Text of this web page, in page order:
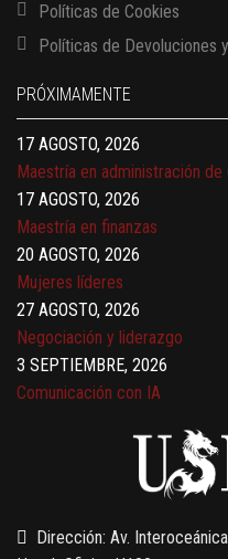
Políticas de Cookies
Políticas de Devoluciones
PRÓXIMAMENTE
13 AGOSTO, 2026
17 AGOSTO, 2026
Gerencia de empresas
17 AGOSTO, 2026
Maestría en administración
17 AGOSTO, 2026
Maestría en finanzas
20 AGOSTO, 2026
Mujeres líderes
27 AGOSTO, 2026
Negociación y liderazgo
3 SEPTIEMBRE, 2026
Comunicación con IA
Gobernanza de datos
13 AGOSTO, 2026
Finanzas para no financieros
Dirección: Av.